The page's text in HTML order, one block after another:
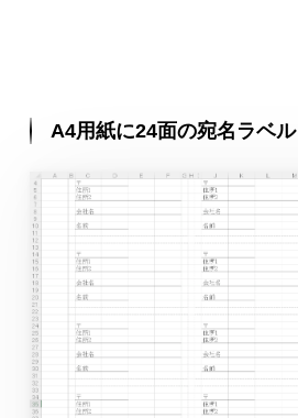
A4用紙に24面の宛名ラベル